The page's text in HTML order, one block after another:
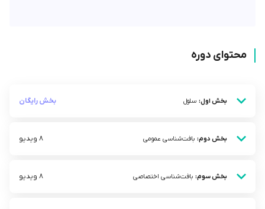
محتوای دوره
بخش اول: سلول بخش رایگان
بخش دوم: بافت‌شناسی عمومی 8 ویدیو
بخش سوم: بافت‌شناسی اختصاصی 8 ویدیو